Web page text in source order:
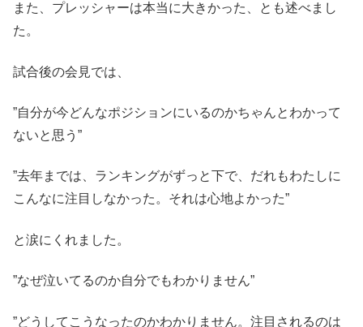
また、プレッシャーは本当に大きかった、とも述べまし
た。
試合後の会見では、
”自分が今どんなポジションにいるのかちゃんとわかって
ないと思う”
”去年までは、ランキングがずっと下で、だれもわたしに
こんなに注目しなかった。それは心地よかった”
と涙にくれました。
”なぜ泣いてるのか自分でもわかりません”
”どうしてこうなったのかわかりません。注目されるのは